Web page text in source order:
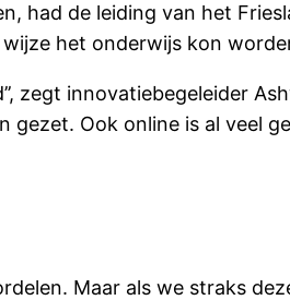
had de leiding van het
het onderwijs kon
zegt innovatiebegeleider
Ook online is al veel
Maar als we straks